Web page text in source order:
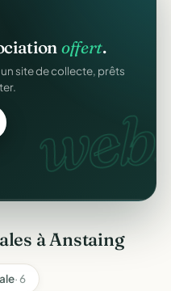
web.
offert.
site de collecte, prêts
à Anstaing
· 6